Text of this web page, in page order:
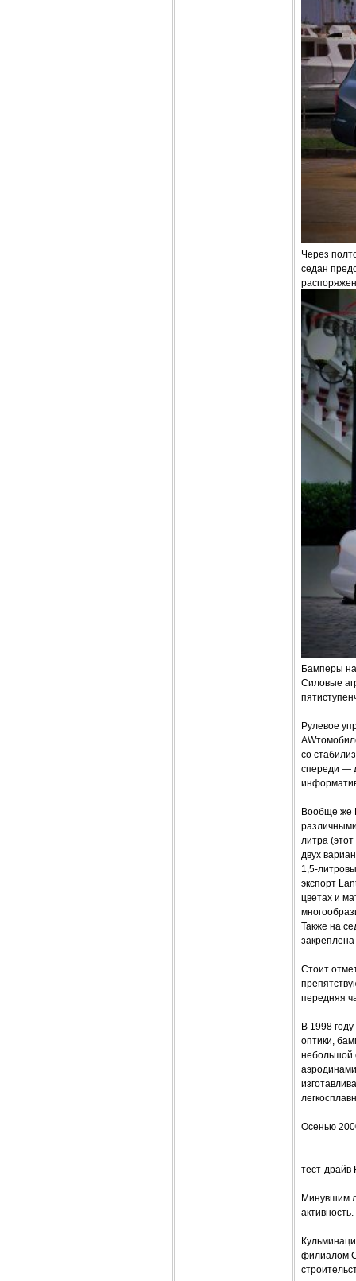
Через
седан
Бамперы
Силовые
Рулевое
со
спереди —
Вообще же
литра
двух
1,5-
экспорт
цветах и
Также на
Стоит
передняя
В 1998
оптики,
небольшой
Осенью
тест-драйв
Минувшим
активность.
филиалом